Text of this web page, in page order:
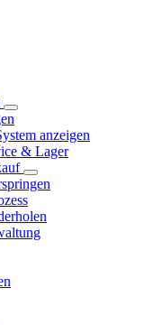
anzeigen
& Lager